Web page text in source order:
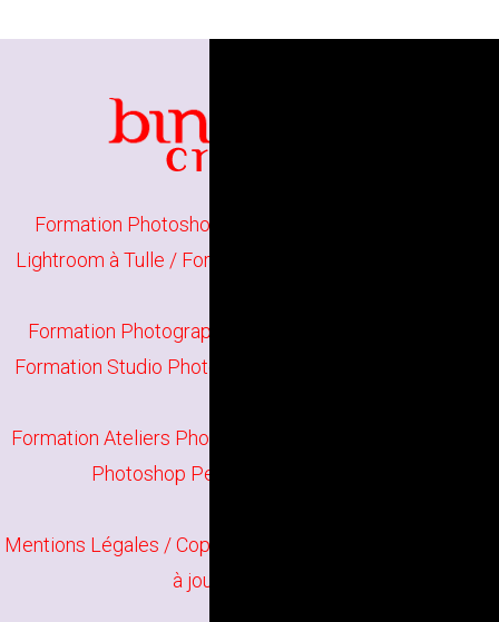
Formation Photoshop Initiation à Tulle
Lightroom à Tulle / Formation Photographie Initiation à
Formation Photographie Perfectionnement à Tulle
Formation Studio Photo à Tulle
Formation Ateliers Photographiques à Tulle
Photoshop Perfectionnement à Tulle
Mentions Légales / Copyright
à jour en juin 2026